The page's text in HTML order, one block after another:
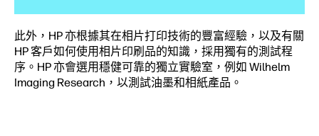
此外，HP 亦根據其在相片打印技術的豐富經驗，以及有關
HP 客戶如何使用相片印刷品的知識，採用獨有的測試程
序。HP 亦會選用穩健可靠的獨立實驗室，例如 Wilhelm
Imaging Research，以測試油墨和相紙產品。